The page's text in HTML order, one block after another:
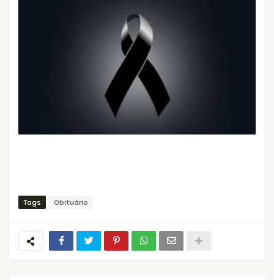
Tags Obituário